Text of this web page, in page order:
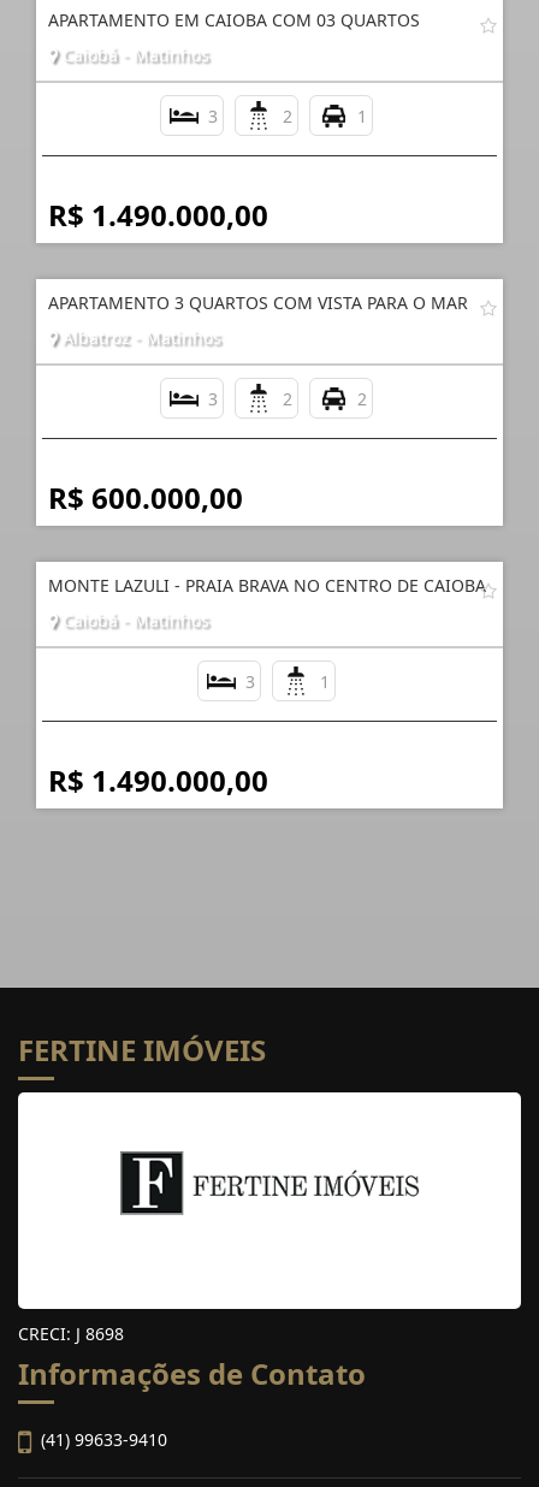
APARTAMENTO EM CAIOBA COM 03 QUARTOS
Caiobá - Matinhos
3 2 1
R$ 1.490.000,00
APARTAMENTO 3 QUARTOS COM VISTA PARA O MAR
Albatroz - Matinhos
3 2 2
R$ 600.000,00
MONTE LAZULI - PRAIA BRAVA NO CENTRO DE CAIOBA
Caiobá - Matinhos
3 1
R$ 1.490.000,00
FERTINE IMÓVEIS
CRECI: J 8698
Informações de Contato
(41) 99633-9410